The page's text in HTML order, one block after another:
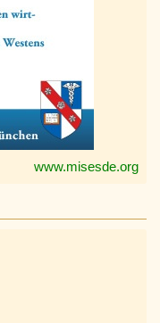
www.misesde.org